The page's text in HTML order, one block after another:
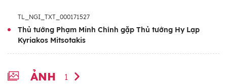
TL_NGI_TXT_000171527
Thủ tướng Phạm Minh Chính gặp Thủ tướng Hy Lạp
Kyriakos Mitsotakis
ẢNH 1